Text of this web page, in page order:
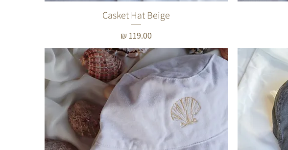
תצוגה מהירה
Casket Hat Beige
מחיר